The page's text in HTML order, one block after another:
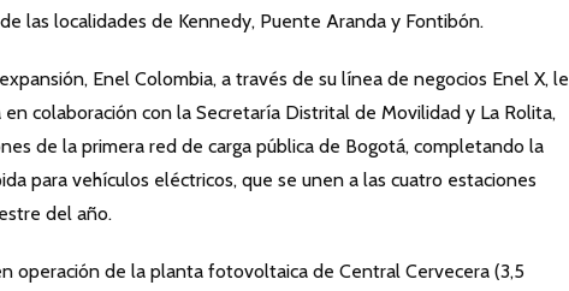
las localidades de Kennedy, Puente Aranda y Fontibón.
Enel Colombia, a través de su línea de negocios Enel X, le
colaboración con la Secretaría Distrital de Movilidad y La Rolita,
de la primera red de carga pública de Bogotá, completando la
para vehículos eléctricos, que se unen a las cuatro estaciones
del año.
operación de la planta fotovoltaica de Central Cervecera (3,5